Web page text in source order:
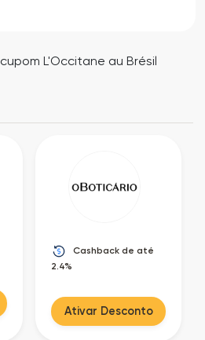
L'Occitane au Brésil
Cashback de até
2.4%
Ativar Desconto